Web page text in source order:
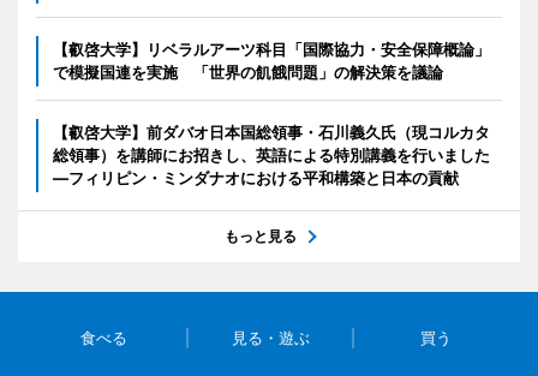
【叡啓大学】リベラルアーツ科目「国際協力・安全保障概論」
で模擬国連を実施 「世界の飢餓問題」の解決策を議論
【叡啓大学】前ダバオ日本国総領事・石川義久氏（現コルカタ
総領事）を講師にお招きし、英語による特別講義を行いました
―フィリピン・ミンダナオにおける平和構築と日本の貢献
もっと見る
食べる 見る・遊ぶ 買う